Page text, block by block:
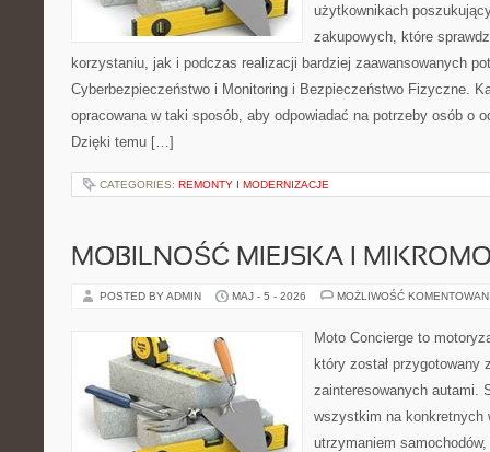
użytkownikach
zakupowych, które
korzystaniu, jak i podczas realizacji bardziej zaawansowanych
Cyberbezpieczeństwo i Monitoring i Bezpieczeństwo Fizyczne.
opracowana w taki sposób, aby odpowiadać na potrzeby osób o
Dzięki temu […]
CATEGORIES: REMONTY I MODERNIZACJE
MOBILNOŚĆ MIEJSKA I
POSTED BY ADMIN MAJ - 5 - 2026 MOŻLIWOŚĆ
Moto Concierge to
który został przygotowany
zainteresowanych autami.
wszystkim na konkretnych
utrzymaniem